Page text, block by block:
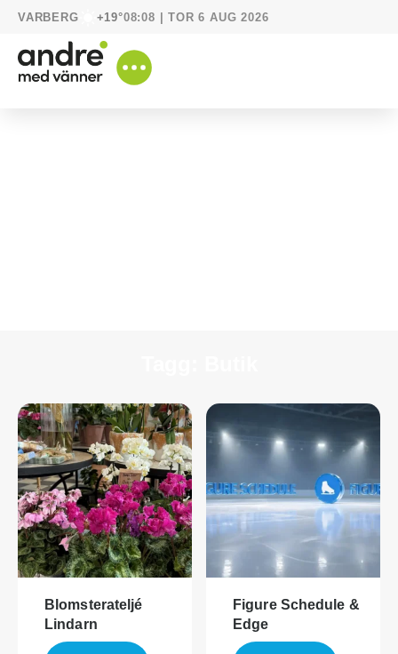
VARBERG +19°08:08 | TOR 6 AUG 2026
Blomsterateljé
Lindarn
Figure Schedule &
Edge